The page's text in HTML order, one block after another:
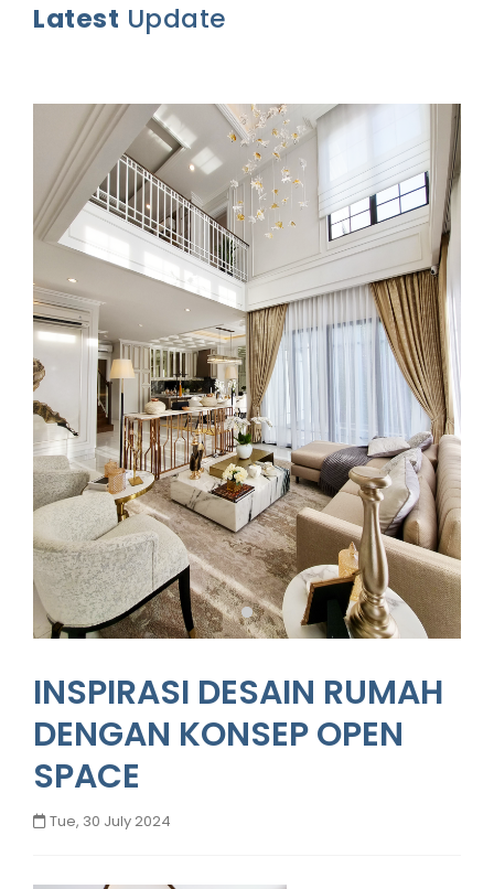
Latest Update
INSPIRASI DESAIN RUMAH
DENGAN KONSEP OPEN
SPACE
Tue, 30 July 2024